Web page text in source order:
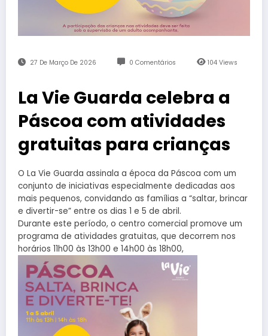
27 De Março De 2026 0 Comentários 104Views
La Vie Guarda celebra a
Páscoa com atividades
gratuitas para crianças
O La Vie Guarda assinala a época da Páscoa com um
conjunto de iniciativas especialmente dedicadas aos
mais pequenos, convidando as famílias a “saltar, brincar
e divertir-se” entre os dias 1 e 5 de abril.
Durante este período, o centro comercial promove um
programa de atividades gratuitas, que decorrem nos
horários 11h00 às 13h00 e 14h00 às 18h00,